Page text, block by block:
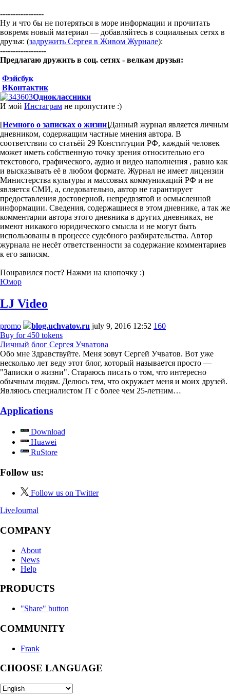
-----------------
Ну и что бы не потеряться в море информации и прочитать
вовремя новый материал — добавляйтесь в социальных сетях в
друзья: (задружить Сергея в Живом Журнале):
------------------
Предлагаю дружить в соц. сетях - велкам друзья:
Фэйсбук
ВКонтактик
Одноклассники
И мой Инстаграм не пропустите :)
[Немного о записках о жизни]Данный журнал является личным
дневником, содержащим частные мнения автора. В
соответствии со статьёй 29 Конституции РФ, каждый человек
может иметь собственную точку зрения относительно его
текстового, графического, аудио и видео наполнения , равно как
и высказывать её в любом формате. Журнал не имеет лицензии
Министерства культуры и массовых коммуникаций РФ и не
является СМИ, а, следовательно, автор не гарантирует
предоставления достоверной, непредвзятой и осмысленной
информации. Сведения, содержащиеся в этом дневнике, а так же
комментарии автора этого дневника в других дневниках, не
имеют никакого юридического смысла и не могут быть
использованы в процессе судебного разбирательства. Автор
журнала не несёт ответственности за содержание комментариев
к его записям.
Понравился пост? Нажми на кнопочку :)
Юмор
LJ Video
promo blog.uchvatov.ru july 9, 2016 12:52 160
Buy for 450 tokens
Личный блог Сергея Учватова
Обо мне Здравствуйте. Меня зовут Сергей Учватов. Вот уже
несколько лет веду этот блог, который называется просто —
"Записки о жизни". Стараюсь писать о том, что интересно
обычным людям. Делюсь тем, что окружает меня и моих друзей.
Являюсь специалистом IT с более чем 25-летним…
Applications
Download
Huawei
RuStore
Follow us:
Follow us on Twitter
LiveJournal
COMPANY
About
News
Help
PRODUCTS
"Share" button
COMMUNITY
Frank
CHOOSE LANGUAGE